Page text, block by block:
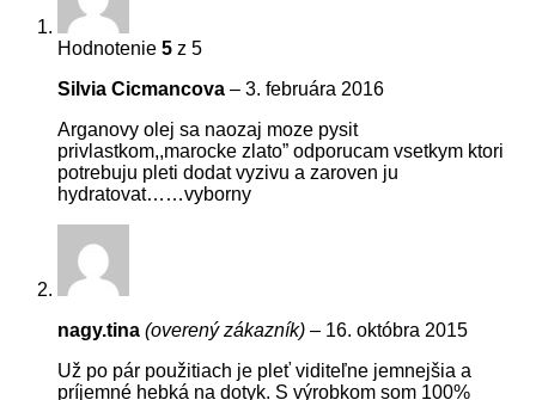
Hodnotenie 5 z 5
Silvia Cicmancova – 3. februára 2016
Arganovy olej sa naozaj moze pysit
privlastkom,,marocke zlato” odporucam vsetkym ktori
potrebuju pleti dodat vyzivu a zaroven ju
hydratovat……vyborny
nagy.tina (overený zákazník) – 16. októbra 2015
Už po pár použitiach je pleť viditeľne jemnejšia a
príjemné hebká na dotyk. S výrobkom som 100%